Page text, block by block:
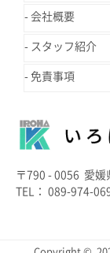
会社概要
スタッフ紹介
免責事項
〒790 - 0056 愛媛
TEL： 089-974-